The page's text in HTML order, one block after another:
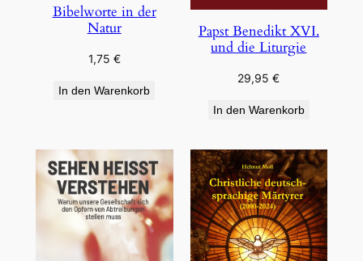
Bibelworte in der
Natur
1,75 €
In den Warenkorb
Papst Benedikt XVI.
und die Liturgie
29,95€
In den Warenkorb